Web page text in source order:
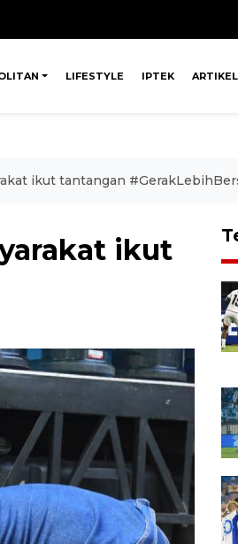
LIFESTYLE IPTEK ARTIKEL
ikut tantangan
ikut